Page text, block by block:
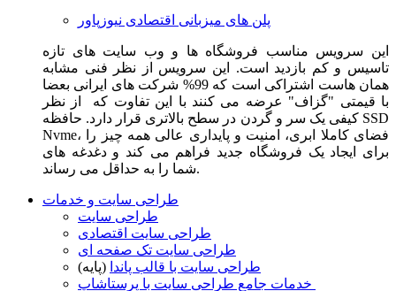
پلن های میزبانی اقتصادی نیوزپاور
این سرویس مناسب فروشگاه ها و وب سایت های تازه
تاسیس و کم بازدید است. این سرویس از نظر فنی مشابه
همان هاست اشتراکی است که 99% شرکت های ایرانی بعضا
با قیمتی "گزاف" عرضه می کنند با این تفاوت که از نظر
کیفی یک سر و گردن در سطح بالاتری قرار دارد. حافظه SSD
Nvme، فضای کاملا ابری، امنیت و پایداری عالی همه چیز را
برای ایجاد یک فروشگاه جدید فراهم می کند و دغدغه های
شما را به حداقل می رساند.
طراحی سایت و خدمات
طراحی سایت
طراحی سایت اقتصادی
طراحی سایت تک صفحه ای
طراحی سایت با قالب پاندا (پایه)